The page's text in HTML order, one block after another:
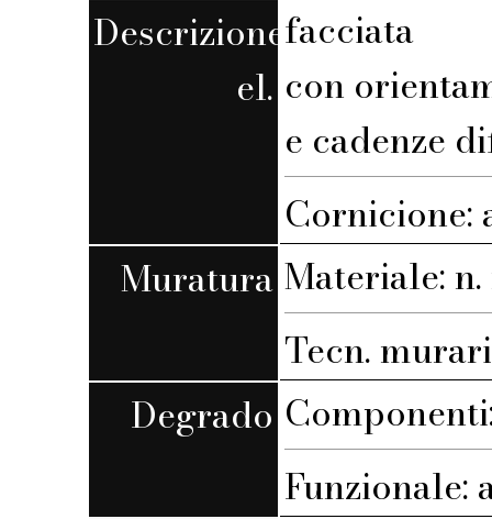
Descrizione
el.
facciata
con
e cadenze
Cornicione:
Muratura Materiale: n.
Tecn.
Degrado
Funzionale: